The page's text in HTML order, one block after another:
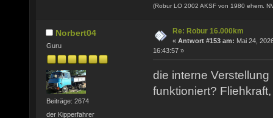
(Robur LO 2002 AKSF von 1980 ehem.
Norbert04
Guru
Beiträge: 2674
der Kipperfahrer
Re: Robur 16.000km
« Antwort #153 am: Mai 24,
16:43:57 »
die interne
funktioniert?